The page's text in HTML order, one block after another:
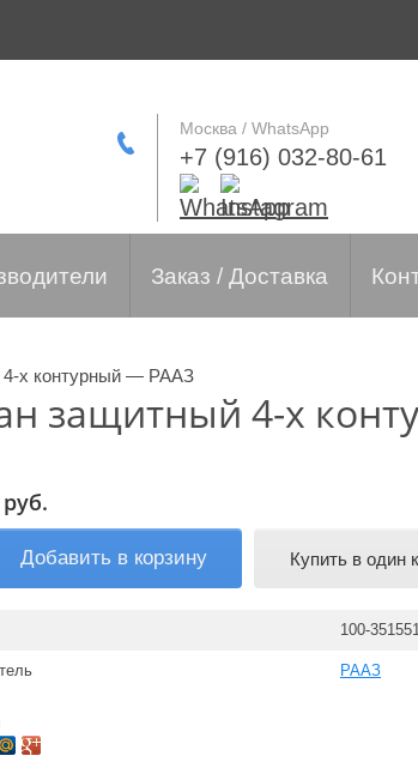
Москва / WhatsApp
+7 (916) 032-80-61
Заказ / Доставка
4-х контурный — РААЗ
защитный 4-х
руб.
Добавить в корзину Купить в один
100-
РААЗ